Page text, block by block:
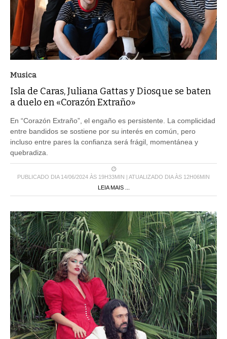
Musica
Isla de Caras, Juliana Gattas y Diosque se baten
a duelo en «Corazón Extraño»
En “Corazón Extraño”, el engaño es persistente. La complicidad
entre bandidos se sostiene por su interés en común, pero
incluso entre pares la confianza será frágil, momentánea y
quebradiza.
PUBLICADO DIA 14/06/2024 ÀS 19H33MIN | ATUALIZADO DIA ÀS 12H06MIN
LEIA MAIS ...